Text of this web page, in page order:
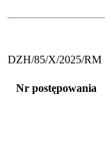
DZH/85/X/2025/RM
Nr postępowania